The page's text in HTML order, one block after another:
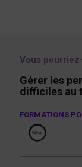
Vous
gérer les personnalités et les relations
difficiles au
FORMATIONS